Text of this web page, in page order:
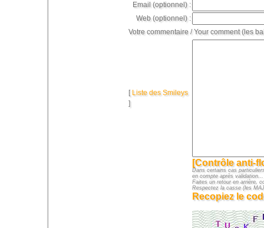
Email (optionnel) :
Web (optionnel) :
Votre commentaire / Your comment (les
[ Liste des Smileys
]
[Contrôle anti-
Dans certains cas
en compte après
Faites un retour en arrière,
Respectez la casse (les
Recopiez le